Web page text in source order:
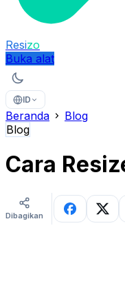
Resizo
Buka alat
ID
Beranda
Blog
Blog
Cara
Dibagikan